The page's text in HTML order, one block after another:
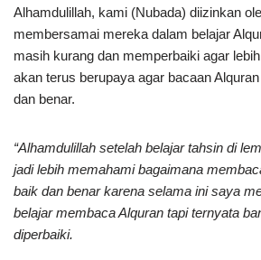
Alhamdulillah, kami (Nubada) diizinkan
membersamai mereka dalam belajar
masih kurang dan memperbaiki agar
akan terus berupaya agar bacaan
dan benar.
“Alhamdulillah setelah belajar tahsin di
jadi lebih memahami bagaimana
baik dan benar karena selama ini saya
belajar membaca Alquran tapi ternyata
diperbaiki.